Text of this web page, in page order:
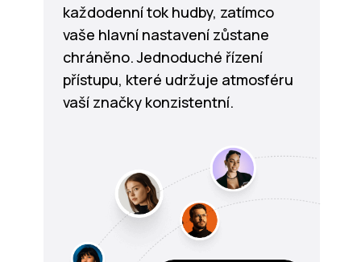
každodenní tok hudby, zatímco
vaše hlavní nastavení zůstane
chráněno. Jednoduché řízení
přístupu, které udržuje atmosféru
vaší značky konzistentní.